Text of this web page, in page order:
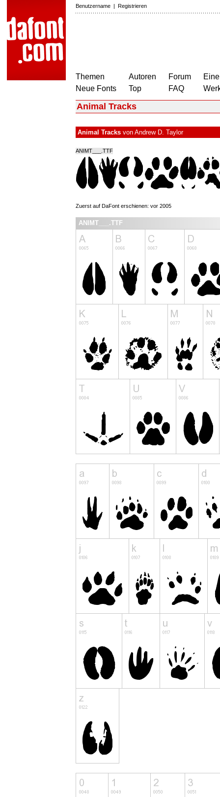
Benutzername | Registrieren
Themen
Neue Fonts
Autoren
Top
Forum
FAQ
Animal Tracks
Animal Tracks von Andrew D. Taylor
ANIMT___.TTF
Zuerst auf DaFont erschienen: vor 2005
ANIMT___.TTF